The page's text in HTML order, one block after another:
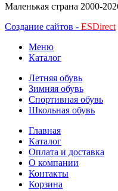
Маленькая страна 2000-
Создание сайтов - ESDirect
Меню
Каталог
Летняя обувь
Зимняя обувь
Спортивная обувь
Школьная обувь
Главная
Каталог
Оплата и доставка
О компании
Контакты
Корзина